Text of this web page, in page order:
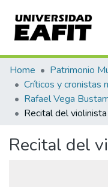
Communities &
All of DSpace
Statistics
Home Patrimonio
Rafael Vega
Recital del